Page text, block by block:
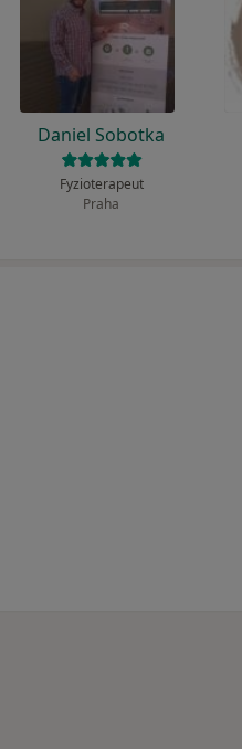
Daniel Sobotka
Fyzioterapeut
Praha